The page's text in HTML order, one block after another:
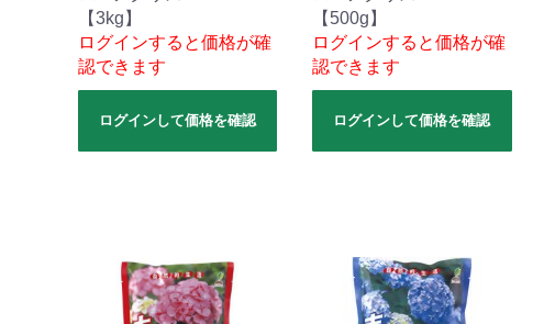
【3kg】
ログインすると価格が確
認できます
ログインして価格を確認
【500g】
ログインすると価格が確
認できます
ログインして価格を確認